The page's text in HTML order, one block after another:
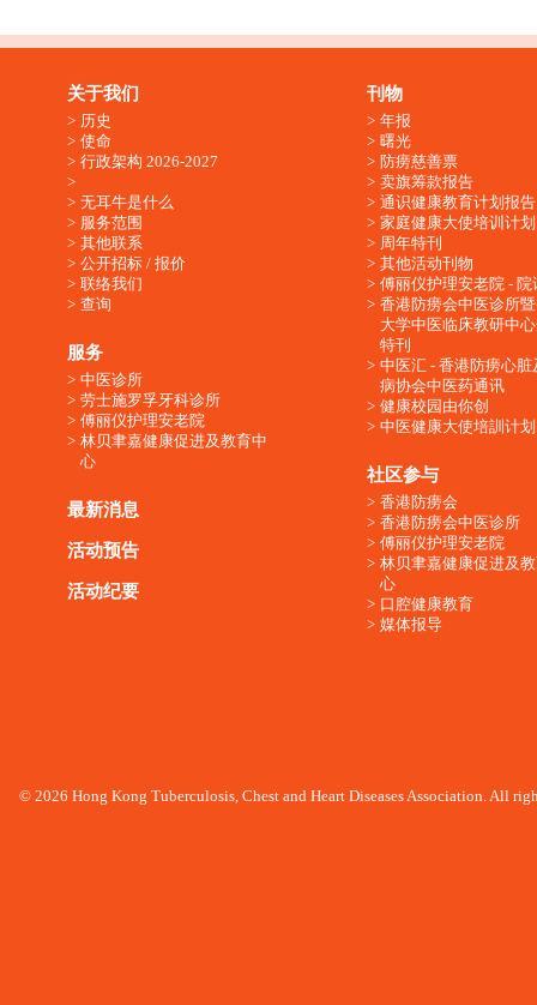
关于我们
历史
使命
行政架构 2026-2027
无耳牛是什么
服务范围
其他联系
公开招标 / 报价
联络我们
查询
服务
中医诊所
劳士施罗孚牙科诊所
傅丽仪护理安老院
林贝聿嘉健康促进及教育中
心
最新消息
活动预告
活动纪要
刊物
年报
曙光
防痨慈善票
卖旗筹款报告
通识健康教育计划报告
家庭健康大使培训计划
周年特刊
其他活动刊物
傅丽仪护理安老院 - 院
香港防痨会中医诊所
大学中医临床教研中
特刊
中医汇 - 香港防痨心脏
病协会中医药通讯
健康校园由你创
中医健康大使培訓计划
社区参与
香港防痨会
香港防痨会中医诊所
傅丽仪护理安老院
林贝聿嘉健康促进及
心
口腔健康教育
媒体报导
© 2026 Hong Kong Tuberculosis, Chest and Heart Diseases Association. All